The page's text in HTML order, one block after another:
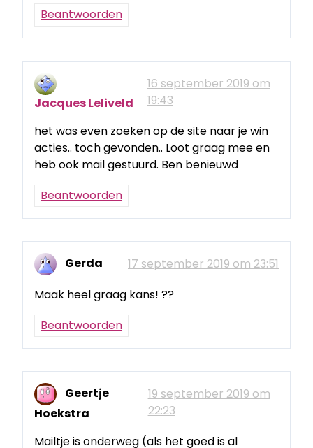
Beantwoorden
Jacques Leliveld
16 september 2019 om
19:43
het was even zoeken op de site naar je win
acties.. toch gevonden.. Loot graag mee en
heb ook mail gestuurd. Ben benieuwd
Beantwoorden
Gerda
17 september 2019 om 23:51
Maak heel graag kans! ??
Beantwoorden
Geertje
Hoekstra
19 september 2019 om
22:23
Mailtje is onderweg (als het goed is al